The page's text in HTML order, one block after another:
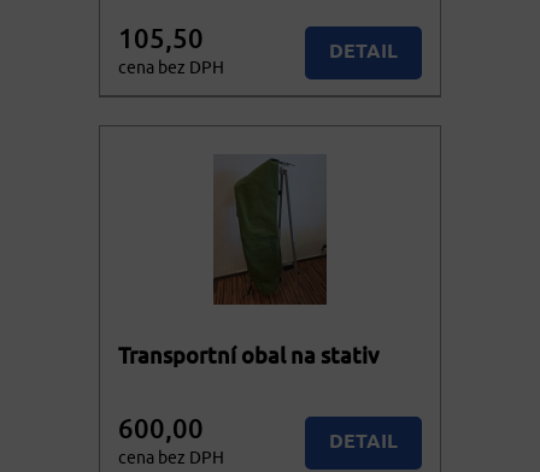
105,50
cena bez DPH
DETAIL
KOUPIT
Transportní obal na stativ
600,00
cena bez DPH
DETAIL